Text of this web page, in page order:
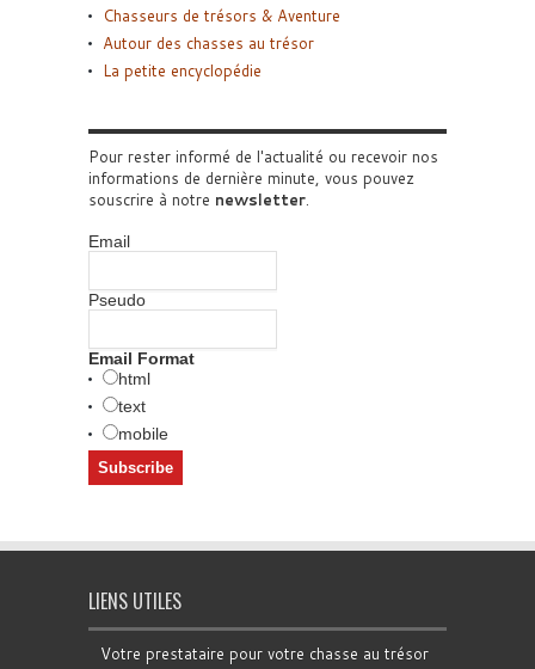
Chasseurs de trésors & Aventure
Autour des chasses au trésor
La petite encyclopédie
Pour rester informé de l'actualité ou recevoir nos
informations de dernière minute, vous pouvez
souscrire à notre newsletter.
Email
Pseudo
Email Format
html
text
mobile
LIENS UTILES
Votre prestataire pour votre chasse au trésor